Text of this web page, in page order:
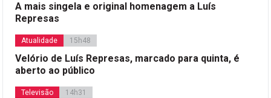
A mais singela e original homenagem a Luís
Represas
Atualidade 15h48
Velório de Luís Represas, marcado para quinta, é
aberto ao público
Televisão 14h31